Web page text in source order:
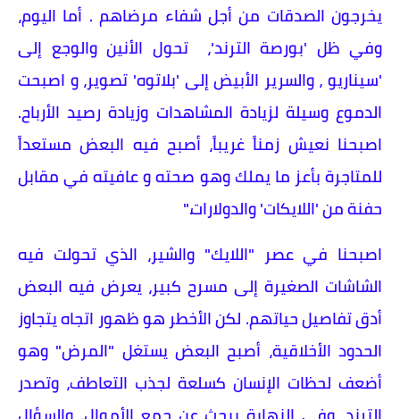
يخرجون الصدقات من أجل شفاء مرضاهم . أما اليوم،
وفي ظل 'بورصة الترند'، تحول الأنين والوجع إلى
'سيناريو ، والسرير الأبيض إلى 'بلاتوه' تصوير، و اصبحت
الدموع وسيلة لزيادة المشاهدات وزيادة رصيد الأرباح.
اصبحنا نعيش زمناً غريباً، أصبح فيه البعض مستعداً
للمتاجرة بأعز ما يملك وهو صحته و عافيته في مقابل
حفنة من 'اللايكات' والدولارات."
اصبحنا في عصر "اللايك" والشير، الذي تحولت فيه
الشاشات الصغيرة إلى مسرح كبير، يعرض فيه البعض
أدق تفاصيل حياتهم. لكن الأخطر هو ظهور اتجاه يتجاوز
الحدود الأخلاقية، أصبح البعض يستغل "المرض" وهو
أضعف لحظات الإنسان كسلعة لجذب التعاطف، وتصدر